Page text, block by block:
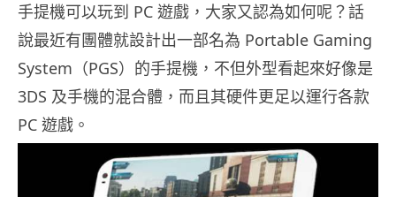
手提機可以玩到 PC 遊戲，大家又認為如何呢？話
說最近有團體就設計出一部名為 Portable Gaming
System（PGS）的手提機，不但外型看起來好像是
3DS 及手機的混合體，而且其硬件更足以運行各款
PC 遊戲。